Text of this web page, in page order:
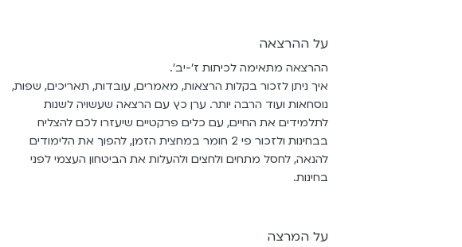
על ההרצאה
ההרצאה מתאימה לכיתות ז'-יב'.
איך ניתן לזכור בקלות הרצאות, מאמרים, עובדות, תאריכים, שפות,
נוסחאות ועוד הרבה יותר. ערן כץ עם הרצאה שעשויה לשנות
לתלמידים את החיים, עם כלים פרקטיים שיעזרו לכם להצליח
בבחינות ולזכור פי 2 חומר במחצית הזמן, להפוך את הלימודים
להנאה, לחסל מתחים ולחצים ולהעלות את הביטחון העצמי לפני
בחינות.
על המרצה